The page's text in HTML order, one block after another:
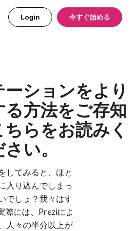
Login 今すぐ始める
ションをより
る方法をご存知
らをお読みく
い。
してみると、ほと
入り込んでしまっ
でしょ？我々はす
際には、Preziによ
人々の半分以上が